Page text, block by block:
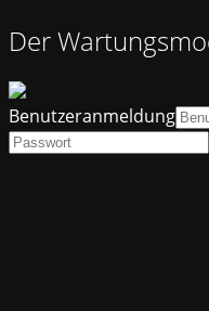
Der
Benutzeranmeldung